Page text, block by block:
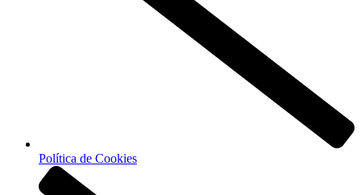
Política de Cookies